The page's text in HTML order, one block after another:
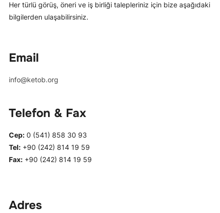
Her türlü görüş, öneri ve iş birliği talepleriniz için bize aşağıdaki
bilgilerden ulaşabilirsiniz.
Email
info@ketob.org
Telefon & Fax
Cep:0 (541) 858 30 93
Tel:+90 (242) 814 19 59
Fax:+90 (242) 814 19 59
Adres